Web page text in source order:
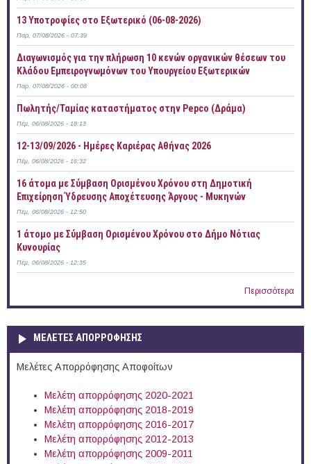
13 Υποτροφίες στο Εξωτερικό (06-08-2026)
Παρ, 07/08/2026 - 07:39
Διαγωνισμός για την πλήρωση 10 κενών οργανικών θέσεων του
Κλάδου Εμπειρογνωμόνων του Υπουργείου Εξωτερικών
Παρ, 07/08/2026 - 00:08
Πωλητής/Ταμίας καταστήματος στην Pepco (Δράμα)
Πέμ, 06/08/2026 - 18:13
12-13/09/2026 - Ημέρες Καριέρας Αθήνας 2026
Πέμ, 06/08/2026 - 16:32
16 άτομα με Σύμβαση Ορισμένου Χρόνου στη Δημοτική
Επιχείρηση Ύδρευσης Αποχέτευσης Άργους - Μυκηνών
Πέμ, 06/08/2026 - 12:50
1 άτομο με Σύμβαση Ορισμένου Χρόνου στο Δήμο Νότιας
Κυνουρίας
Πέμ, 06/08/2026 - 12:35
Περισσότερα
ΜΕΛΕΤΕΣ ΑΠΟΡΡΟΦΗΣΗΣ
Μελέτες Απορρόφησης Αποφοίτων
Μελέτη απορρόφησης 2020-2021
Μελέτη απορρόφησης 2018-2019
Μελέτη απορρόφησης 2016-2017
Μελέτη απορρόφησης 2012-2013
Μελέτη απορρόφησης 2009-2011